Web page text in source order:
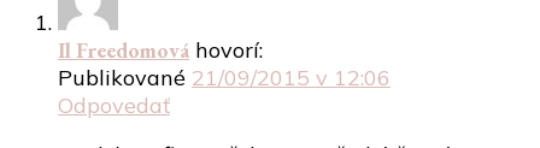
Il Freedomová hovorí:
Publikované 21/09/2015 v 12:06
Odpovedať